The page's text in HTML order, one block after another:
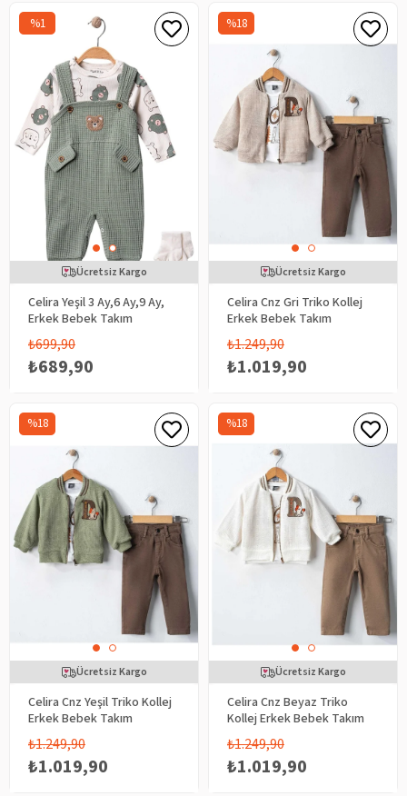
Celira Yeşil 3 Ay,6 Ay,9 Ay,
Erkek Bebek Takım
₺689,90
₺699,90
%1
Ücretsiz Kargo
Celira Cnz Gri Triko Kollej
Erkek Bebek Takım
₺1.019,90
₺1.249,90
%18
Ücretsiz Kargo
Celira Cnz Yeşil Triko Kollej
Erkek Bebek Takım
₺1.019,90
₺1.249,90
%18
Ücretsiz Kargo
Celira Cnz Beyaz Triko
Kollej Erkek Bebek Takım
₺1.019,90
₺1.249,90
%18
Ücretsiz Kargo